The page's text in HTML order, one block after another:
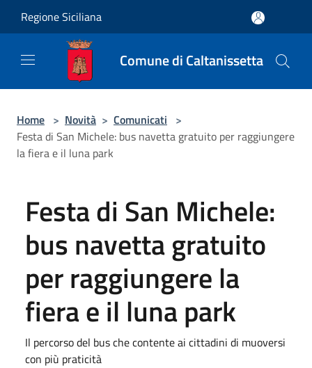
Regione Siciliana
Comune di Caltanissetta
Home > Novità > Comunicati >
Festa di San Michele: bus navetta gratuito per raggiungere
la fiera e il luna park
Festa di San Michele:
bus navetta gratuito
per raggiungere la
fiera e il luna park
Il percorso del bus che contente ai cittadini di muoversi
con più praticità